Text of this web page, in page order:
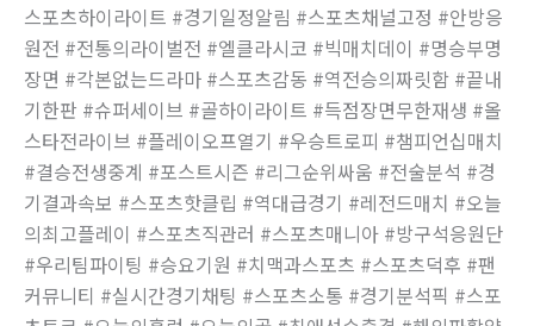
스포츠하이라이트 #경기일정알림 #스포츠채널고정 #안방응
원전 #전통의라이벌전 #엘클라시코 #빅매치데이 #명승부명
장면 #각본없는드라마 #스포츠감동 #역전승의짜릿함 #끝내
기한판 #슈퍼세이브 #골하이라이트 #득점장면무한재생 #올
스타전라이브 #플레이오프열기 #우승트로피 #챔피언십매치
#결승전생중계 #포스트시즌 #리그순위싸움 #전술분석 #경
기결과속보 #스포츠핫클립 #역대급경기 #레전드매치 #오늘
의최고플레이 #스포츠직관러 #스포츠매니아 #방구석응원단
#우리팀파이팅 #승요기원 #치맥과스포츠 #스포츠덕후 #팬
커뮤니티 #실시간경기채팅 #스포츠소통 #경기분석픽 #스포